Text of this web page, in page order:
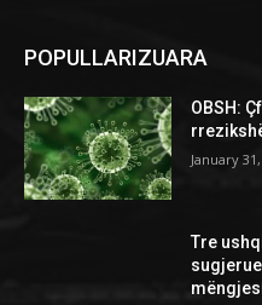
POPULLARIZUARA
OBSH:
January
Tre